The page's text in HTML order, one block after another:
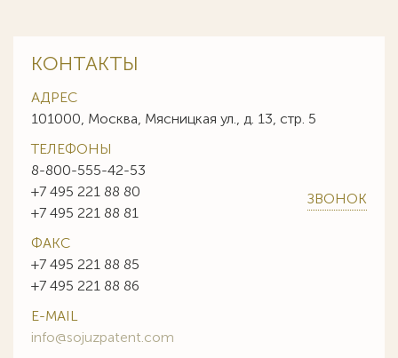
КОНТАКТЫ
АДРЕС
101000, Москва, Мясницкая ул., д. 13, стр. 5
ТЕЛЕФОНЫ
8-800-555-42-53
+7 495 221 88 80
+7 495 221 88 81
ЗВОНОК
ФАКС
+7 495 221 88 85
+7 495 221 88 86
E-MAIL
info@sojuzpatent.com